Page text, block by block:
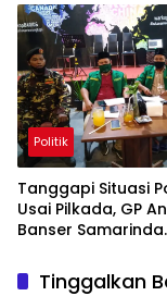
Hingga Presiden
Politik
Tanggapi Situasi
Usai Pilkada, GP
Banser Samarinda
SikapTinggalkan